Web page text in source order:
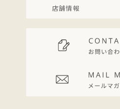
店舗情報